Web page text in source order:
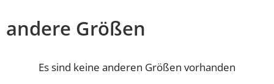
andere Größen
Es sind keine anderen Größen vorhanden